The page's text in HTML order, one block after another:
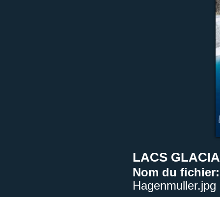
LACS
Nom du fichier:
Hagenmuller.jpg